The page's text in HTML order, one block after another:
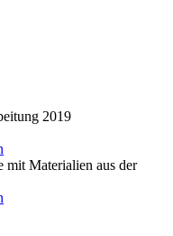
2019
mit Materialien aus der